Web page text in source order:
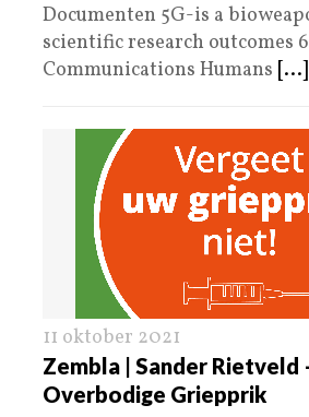
Documenten 5G-is a
scientific research outcomes
Communications Humans [...]
11 oktober 2021
Zembla | Sander Rietveld
Overbodige Griepprik